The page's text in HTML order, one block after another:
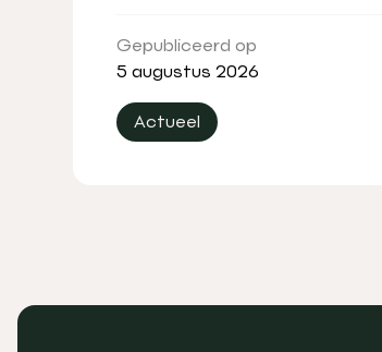
Gepubliceerd op
5 augustus 2026
Actueel